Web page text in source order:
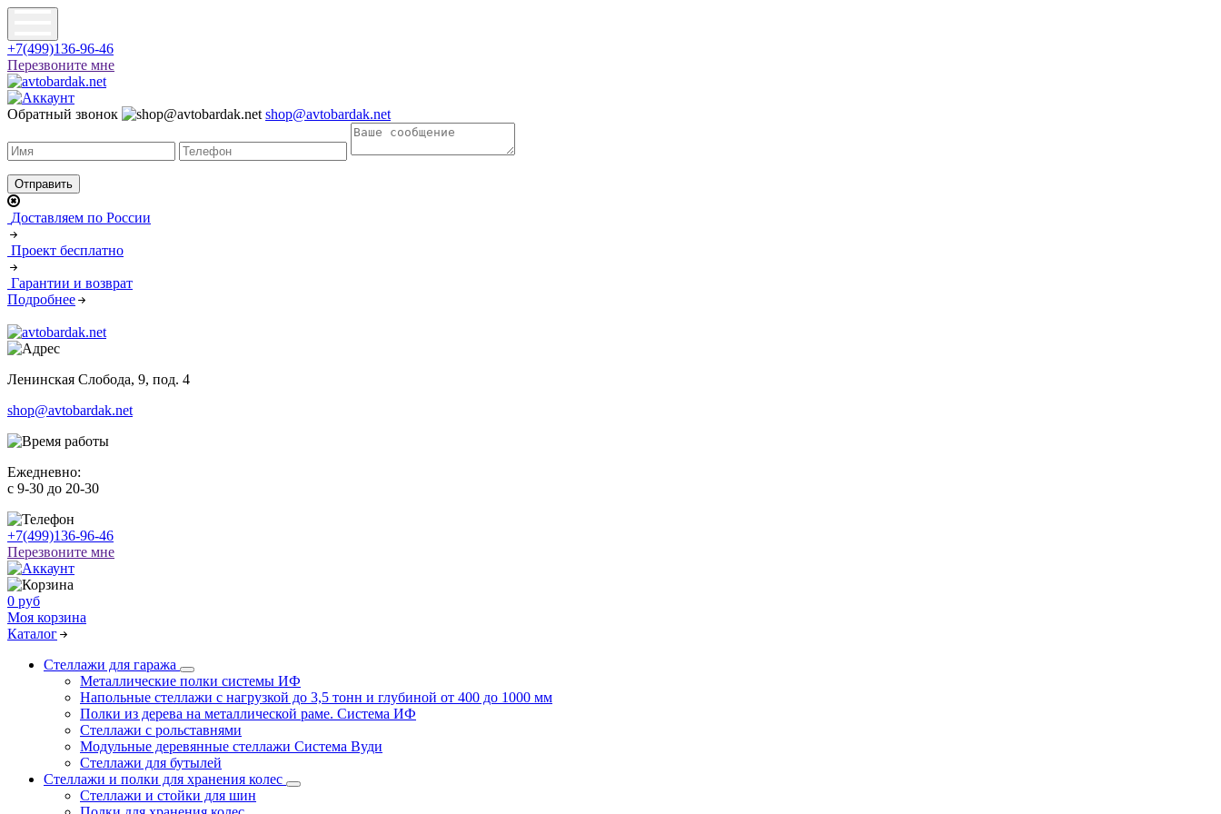
+7(499)136-96-46
Перезвоните мне
Обратный звонок shop@avtobardak.net
Доставляем по России
Проект бесплатно
Гарантии и возврат
Подробнее
Ленинская Слобода, 9, под. 4
shop@avtobardak.net
Ежедневно:
c 9-30 до 20-30
+7(499)136-96-46
Перезвоните мне
0 руб
Моя корзина
Каталог
Стеллажи для гаража
Металлические полки системы ИФ
Напольные стеллажи с нагрузкой до 3,5 тонн и глубиной от 400 до 1000 мм
Полки из дерева на металлической раме. Система ИФ
Стеллажи с рольставнями
Модульные деревянные стеллажи Система Вуди
Стеллажи для бутылей
Стеллажи и полки для хранения колес
Стеллажи и стойки для шин